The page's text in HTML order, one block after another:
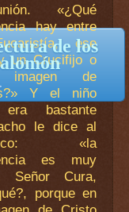
de los
«¿Qué
hay entre
ese
un Crucifijo o
imagen de
Y el niño
bastante
le dice al
«la
es muy
Señor Cura,
porque en